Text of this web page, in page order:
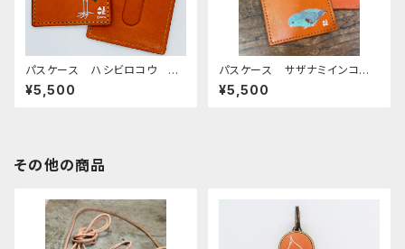
パスケース ハシビロコウ RE
DBROWN レッドブラウン
¥5,500
パスケース サザナミインコ
ブルー REDBROWN レッド
ブラウン さざなみいんこ 栃
¥5,500
その他の商品